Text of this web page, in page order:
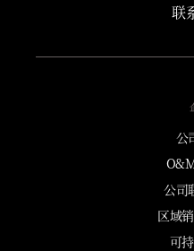
联
公
公司
区域
可